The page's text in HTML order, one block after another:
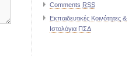
Comments RSS
Εκπαιδευτικές Κοινότητες &
Ιστολόγια ΠΣΔ